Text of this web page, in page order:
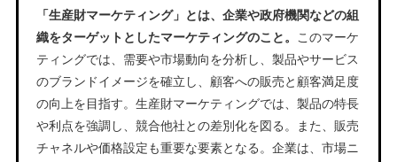
「生産財マーケティング」とは、企業や政府機関などの組
織をターゲットとしたマーケティングのこと。
このマーケ
ティングでは、需要や市場動向を分析し、製品やサービス
のブランドイメージを確立し、顧客への販売と顧客満足度
の向上を目指す。生産財マーケティングでは、製品の特長
や利点を強調し、競合他社との差別化を図る。また、販売
チャネルや価格設定も重要な要素となる。企業は、市場ニ